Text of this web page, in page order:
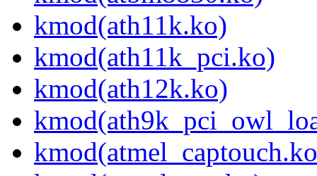
kmod(ath11k.ko)
kmod(ath11k_pci.ko)
kmod(ath12k.ko)